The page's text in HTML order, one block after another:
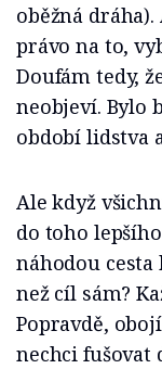
oběžná
právo na to,
Doufám tedy,
neobjeví. Bylo
období lidstva
Ale když
do toho
náhodou
než cíl sám?
Popravdě,
nechci fušovat